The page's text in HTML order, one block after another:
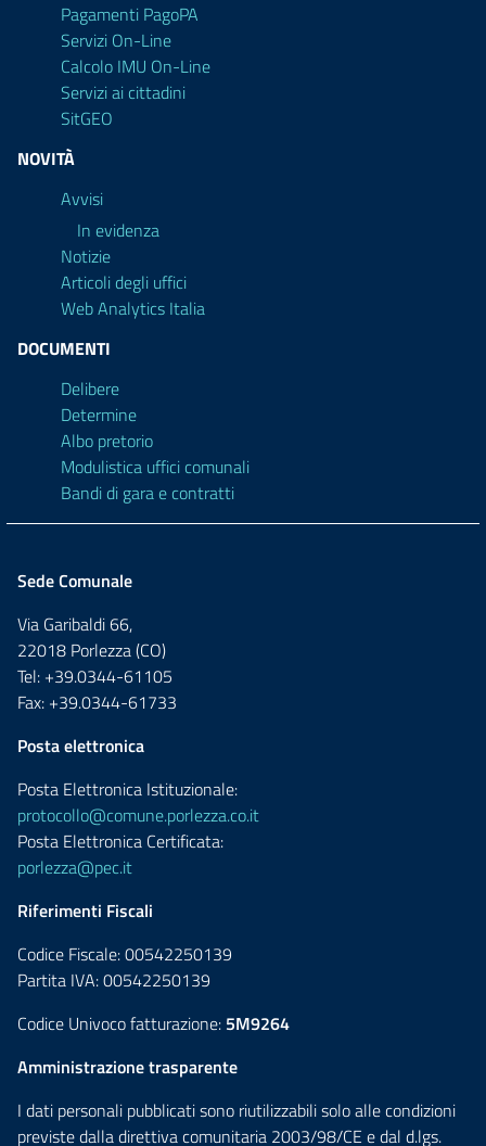
Pagamenti PagoPA
Servizi On-Line
Calcolo IMU On-Line
Servizi ai cittadini
SitGEO
NOVITÀ
Avvisi
In evidenza
Notizie
Articoli degli uffici
Web Analytics Italia
DOCUMENTI
Delibere
Determine
Albo pretorio
Modulistica uffici comunali
Bandi di gara e contratti
Sede Comunale
Via Garibaldi 66,
22018 Porlezza (CO)
Tel: +39.0344-61105
Fax: +39.0344-61733
Posta elettronica
Posta Elettronica Istituzionale:
protocollo@comune.porlezza.co.it
Posta Elettronica Certificata:
porlezza@pec.it
Riferimenti Fiscali
Codice Fiscale: 00542250139
Partita IVA: 00542250139
Codice Univoco fatturazione: 5M9264
Amministrazione trasparente
I dati personali pubblicati sono riutilizzabili solo alle condizioni
previste dalla direttiva comunitaria 2003/98/CE e dal d.lgs.